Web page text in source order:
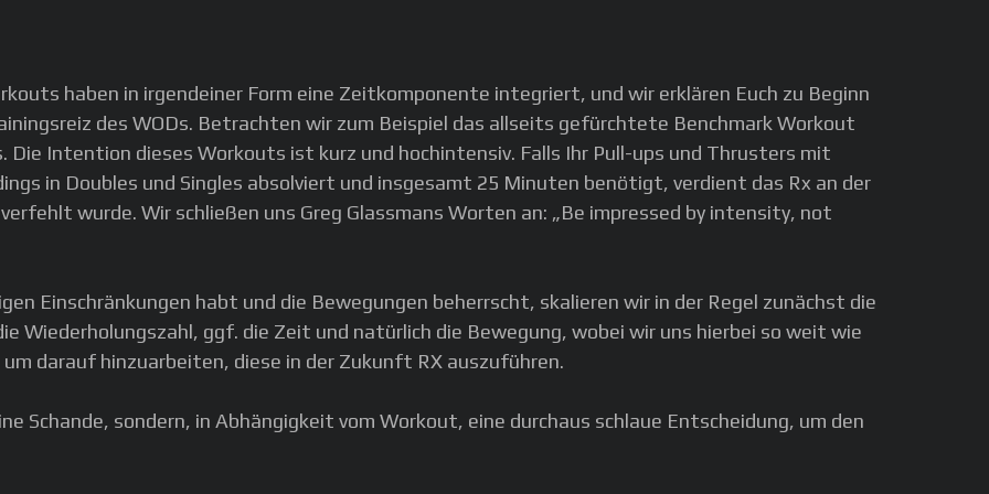
haben in irgendeiner Form eine Zeitkomponente integriert, und wir erklären Euch zu Beginn
des WODs. Betrachten wir zum Beispiel das allseits gefürchtete Benchmark Workout
Die Intention dieses Workouts ist kurz und hochintensiv. Falls Ihr Pull-ups und Thrusters mit
in Doubles und Singles absolviert und insgesamt 25 Minuten benötigt, verdient das Rx an der
wurde. Wir schließen uns Greg Glassmans Worten an: „Be impressed by intensity, not
Einschränkungen habt und die Bewegungen beherrscht, skalieren wir in der Regel zunächst die
Wiederholungszahl, ggf. die Zeit und natürlich die Bewegung, wobei wir uns hierbei so weit wie
darauf hinzuarbeiten, diese in der Zukunft RX auszuführen.
Schande, sondern, in Abhängigkeit vom Workout, eine durchaus schlaue Entscheidung, um den